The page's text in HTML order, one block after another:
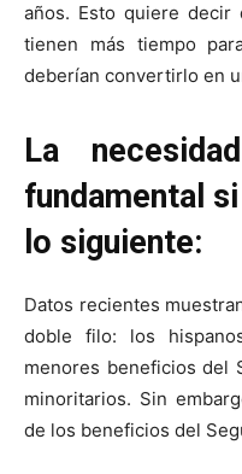
años. Esto quiere decir
tienen más tiempo
deberían convertirlo en
La
fundamental
lo siguiente:
Datos recientes
doble filo: los
menores beneficios del
minoritarios. Sin
de los beneficios del